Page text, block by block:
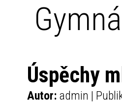
Úspěchy
Autor: admin |